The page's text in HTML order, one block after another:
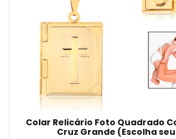
Colar Relicário Foto Quadrado
Cruz Grande (Escolha